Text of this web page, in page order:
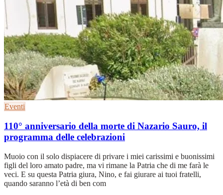
Eventi
110° anniversario della morte di Nazario Sauro, il
programma delle celebrazioni
Muoio con il solo dispiacere di privare i miei carissimi e buonissimi
figli del loro amato padre, ma vi rimane la Patria che di me farà le
veci. E su questa Patria giura, Nino, e fai giurare ai tuoi fratelli,
quando saranno l’età di ben com